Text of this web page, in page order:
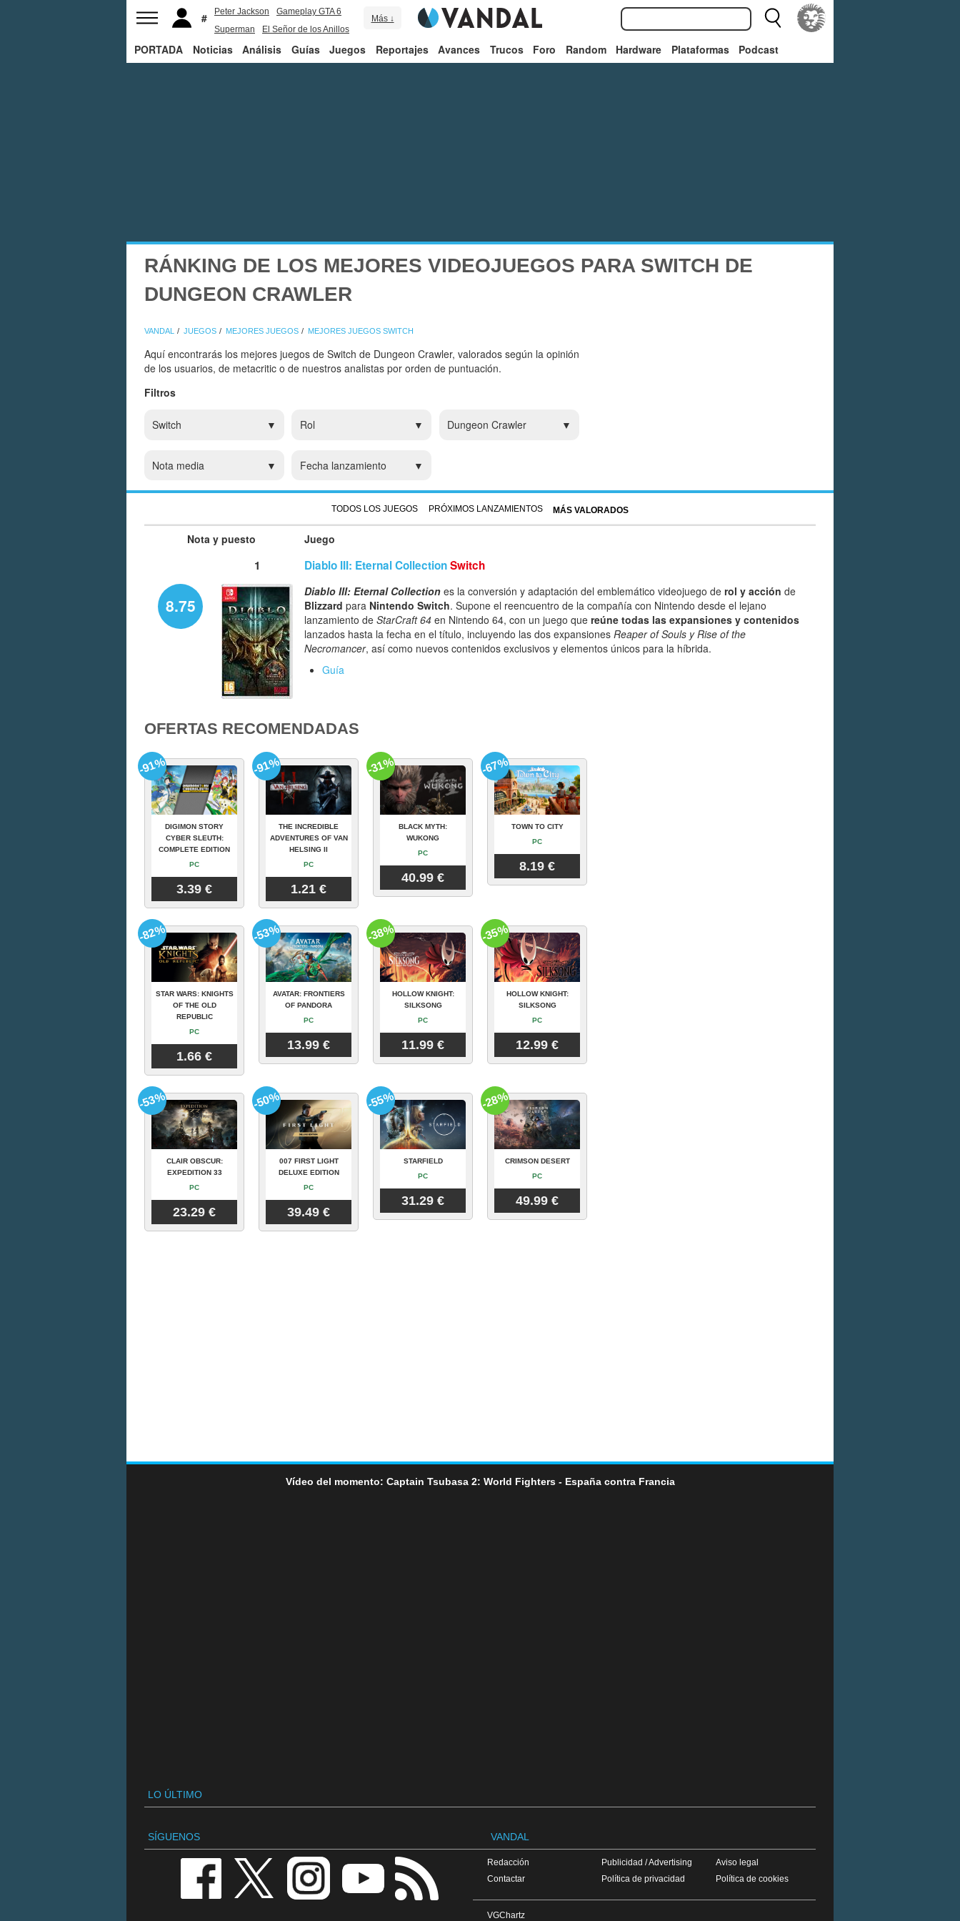
Peter Jackson
Gameplay GTA 6
Superman
El Señor de los Anillos
Más ↓
PORTADA Noticias Análisis Guías Juegos Reportajes Avances Trucos Foro Random Hardware Plataformas Podcast
RÁNKING DE LOS MEJORES VIDEOJUEGOS PARA SWITCH DE
DUNGEON CRAWLER
VANDAL JUEGOS MEJORES JUEGOS MEJORES JUEGOS SWITCH
Aquí encontrarás los mejores juegos de Switch de Dungeon Crawler, valorados según la opinión
de los usuarios, de metacritic o de nuestros analistas por orden de puntuación.
Filtros
Switch Rol Dungeon Crawler
Nota media Fecha lanzamiento
TODOS LOS JUEGOS PRÓXIMOS LANZAMIENTOS MÁS VALORADOS
Nota y puesto Juego
1 Diablo III: Eternal CollectionSwitch
8.75
Diablo III: Eternal Collection es la conversión y adaptación del emblemático videojuego de rol y acción de
Blizzard para Nintendo Switch. Supone el reencuentro de la compañía con Nintendo desde el lejano
lanzamiento de StarCraft 64 en Nintendo 64, con un juego que reúne todas las expansiones y contenidos
lanzados hasta la fecha en el título, incluyendo las dos expansiones Reaper of Souls y Rise of the
Necromancer, así como nuevos contenidos exclusivos y elementos únicos para la híbrida.
Guía
OFERTAS RECOMENDADAS
DIGIMON STORY
CYBER SLEUTH:
COMPLETE EDITION
PC
3.39 €
-91%
THE INCREDIBLE
ADVENTURES OF VAN
HELSING II
PC
1.21 €
-91%
BLACK MYTH:
WUKONG
PC
40.99 €
-31%
TOWN TO CITY
PC
8.19 €
-67%
STAR WARS: KNIGHTS
OF THE OLD
REPUBLIC
PC
1.66 €
-82%
AVATAR: FRONTIERS
OF PANDORA
PC
13.99 €
-53%
HOLLOW KNIGHT:
SILKSONG
PC
11.99 €
-38%
HOLLOW KNIGHT:
SILKSONG
PC
12.99 €
-35%
CLAIR OBSCUR:
EXPEDITION 33
PC
23.29 €
-53%
007 FIRST LIGHT
DELUXE EDITION
PC
39.49 €
-50%
STARFIELD
PC
31.29 €
-55%
CRIMSON DESERT
PC
49.99 €
-28%
Vídeo del momento: Captain Tsubasa 2: World Fighters - España contra Francia
LO ÚLTIMO
SÍGUENOS VANDAL
Redacción
Contactar
Publicidad / Advertising
Política de privacidad
Aviso legal
Política de cookies
VGChartz